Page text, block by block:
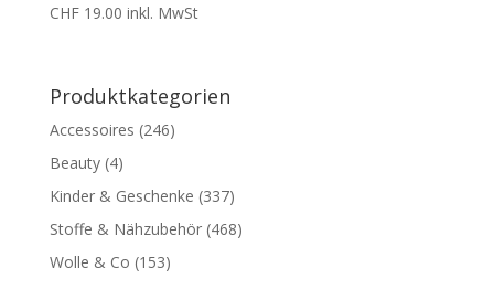
CHF19.00 inkl. MwSt
Produktkategorien
Accessoires (246)
Beauty (4)
Kinder & Geschenke (337)
Stoffe & Nähzubehör (468)
Wolle & Co (153)